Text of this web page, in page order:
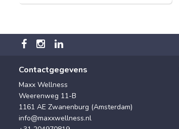
Contactgegevens
Maxx Wellness
Weerenweg 11-B
1161 AE Zwanenburg (Amsterdam)
info@maxxwellness.nl